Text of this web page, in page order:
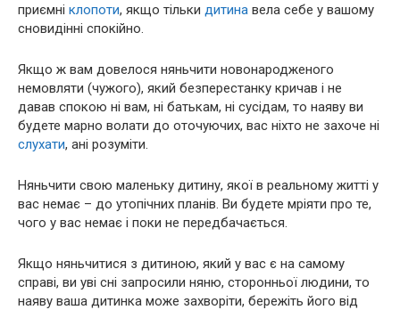
приємні клопоти, якщо тільки дитина вела себе у вашому
сновидінні спокійно.
Якщо ж вам довелося няньчити новонародженого
немовляти (чужого), який безперестанку кричав і не
давав спокою ні вам, ні батькам, ні сусідам, то наяву ви
будете марно волати до оточуючих, вас ніхто не захоче ні
слухати, ані розуміти.
Няньчити свою маленьку дитину, якої в реальному житті у
вас немає – до утопічних планів. Ви будете мріяти про те,
чого у вас немає і поки не передбачається.
Якщо няньчитися з дитиною, який у вас є на самому
справі, ви уві сні запросили няню, сторонньої людини, то
наяву ваша дитинка може захворіти, бережіть його від